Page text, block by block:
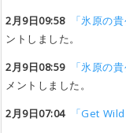
2月9日09:58
「氷原の
ントしました。
2月9日08:59
「氷原の
メントしました。
2月9日07:04
「Get Wild